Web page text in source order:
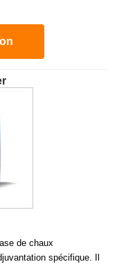
de chaux
spécifique. Il